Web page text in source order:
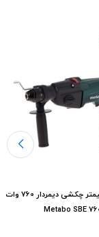
دریل 13 میلیمتر چکشی دیمردار 760 وات